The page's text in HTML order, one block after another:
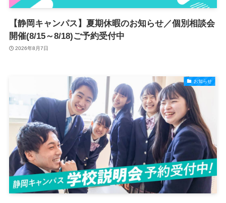
【静岡キャンパス】夏期休暇のお知らせ／個別相談会
開催(8/15～8/18)ご予約受付中
2026年8月7日
お知らせ